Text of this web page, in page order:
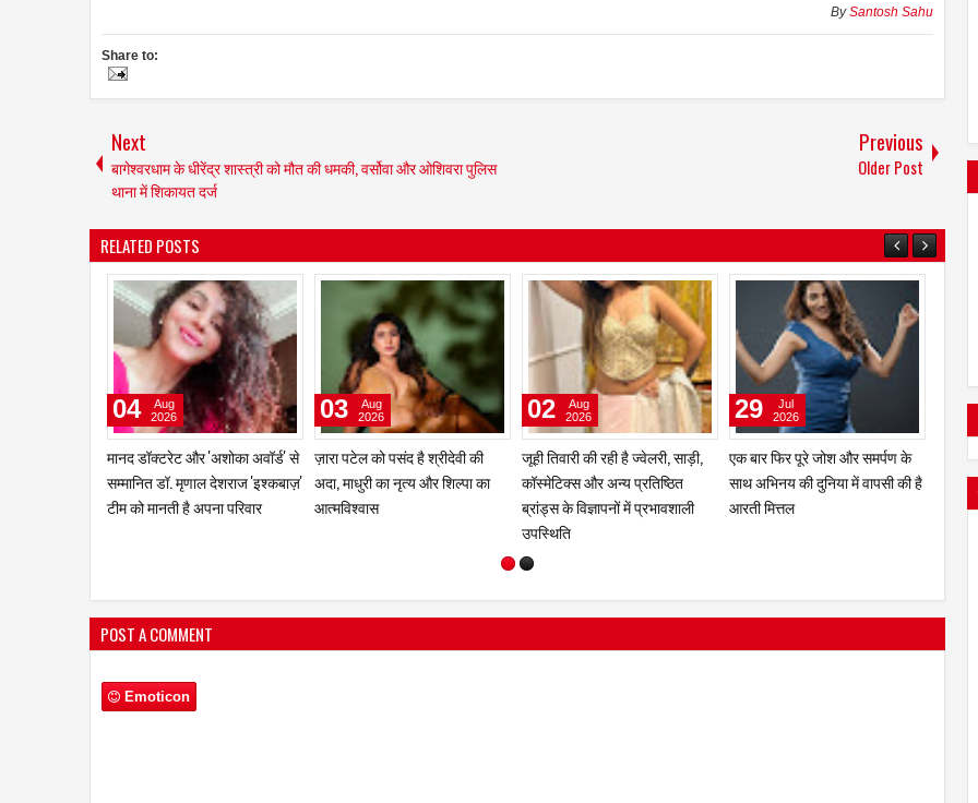
BySantosh Sahu
Share to:
Next
बागेश्वरधाम के धीरेंद्र शास्त्री को मौत की धमकी, वर्सोवा और ओशिवरा पुलिस
थाना में शिकायत दर्ज
Previous
Older Post
RELATED POSTS
मानद डॉक्टरेट और 'अशोका अवॉर्ड' से
सम्मानित डॉ. मृणाल देशराज 'इश्कबाज़'
टीम को मानती है अपना परिवार
04
Aug
2026
ज़ारा पटेल को पसंद है श्रीदेवी की
अदा, माधुरी का नृत्य और शिल्पा का
आत्मविश्वास
03
Aug
2026
जूही तिवारी की रही है ज्वेलरी, साड़ी,
कॉस्मेटिक्स और अन्य प्रतिष्ठित
ब्रांड्स के विज्ञापनों में प्रभावशाली
उपस्थिति
02
Aug
2026
एक बार फिर पूरे जोश और समर्पण के
साथ अभिनय की दुनिया में वापसी की है
आरती मित्तल
29
Jul
2026
मुंबई
संबंध
27
POST A COMMENT
Emoticon